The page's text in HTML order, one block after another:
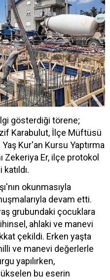
gösterdiği törene;
Karabulut, İlçe Müftüsü
Kur'an Kursu Yaptırma
Zekeriya Er, ilçe protokol
okunmasıyla
devam etti.
grubundaki çocuklara
ahlaki ve manevi
çekildi. Erken yaşta
ve manevi değerlerle
yapılırken,
bu eserin